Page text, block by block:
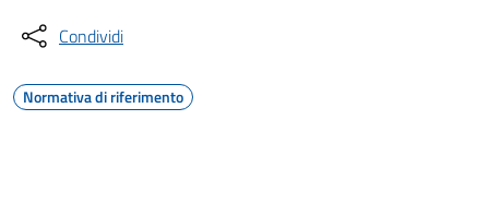
Condividi
Normativa di riferimento